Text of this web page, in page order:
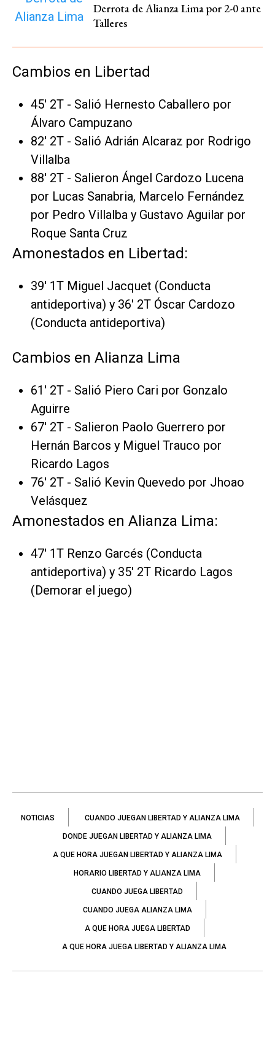
Derrota de Alianza Lima por 2-0 ante
Talleres
Cambios en Libertad
45' 2T - Salió Hernesto Caballero por
Álvaro Campuzano
82' 2T - Salió Adrián Alcaraz por Rodrigo
Villalba
88' 2T - Salieron Ángel Cardozo Lucena
por Lucas Sanabria, Marcelo Fernández
por Pedro Villalba y Gustavo Aguilar por
Roque Santa Cruz
Amonestados en Libertad:
39' 1T Miguel Jacquet (Conducta
antideportiva) y 36' 2T Óscar Cardozo
(Conducta antideportiva)
Cambios en Alianza Lima
61' 2T - Salió Piero Cari por Gonzalo
Aguirre
67' 2T - Salieron Paolo Guerrero por
Hernán Barcos y Miguel Trauco por
Ricardo Lagos
76' 2T - Salió Kevin Quevedo por Jhoao
Velásquez
Amonestados en Alianza Lima:
47' 1T Renzo Garcés (Conducta
antideportiva) y 35' 2T Ricardo Lagos
(Demorar el juego)
NOTICIAS CUANDO JUEGAN LIBERTAD Y ALIANZA LIMA
DONDE JUEGAN LIBERTAD Y ALIANZA LIMA
A QUE HORA JUEGAN LIBERTAD Y ALIANZA LIMA
HORARIO LIBERTAD Y ALIANZA LIMA
CUANDO JUEGA LIBERTAD
CUANDO JUEGA ALIANZA LIMA
A QUE HORA JUEGA LIBERTAD
A QUE HORA JUEGA LIBERTAD Y ALIANZA LIMA